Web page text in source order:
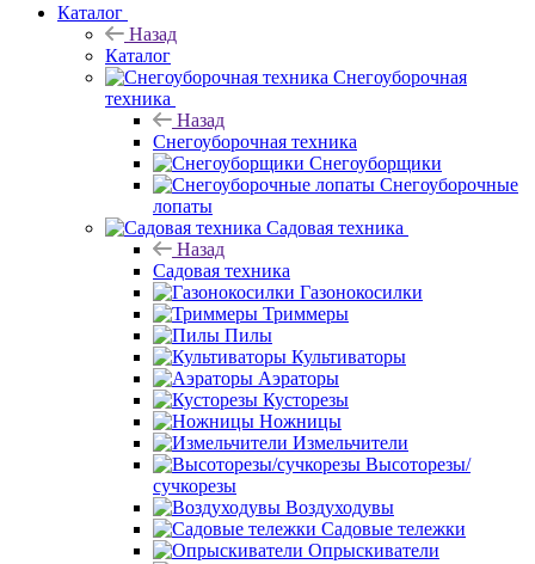
Каталог
Назад
Каталог
Снегоуборочная
техника
Назад
Снегоуборочная техника
Снегоуборщики
Снегоуборочные
лопаты
Садовая техника
Назад
Садовая техника
Газонокосилки
Триммеры
Пилы
Культиваторы
Аэраторы
Кусторезы
Ножницы
Измельчители
Высоторезы/
сучкорезы
Воздуходувы
Садовые тележки
Опрыскиватели